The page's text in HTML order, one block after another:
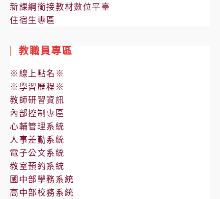
新課綱銜接教材數位平臺
住宿生專區
教職員專區
※線上點名※
※學習歷程※
教師研習資訊
內部控制專區
心輔管理系統
人事差勤系統
電子公文系統
教室預約系統
國中部學務系統
高中部校務系統